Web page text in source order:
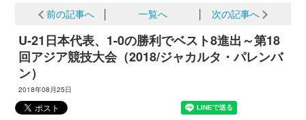
前の記事へ 一覧へ 次の記事へ
U-21日本代表、1-0の勝利でベスト8進出～第18
回アジア競技大会（2018/ジャカルタ・パレンバ
ン）
2018年08月25日